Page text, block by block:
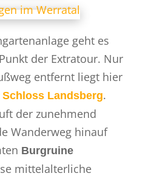
geht es
der Extratour. Nur
entfernt liegt hier
Schloss Landsberg.
der zunehmend
Wanderweg hinauf
Burgruine
mittelalterliche